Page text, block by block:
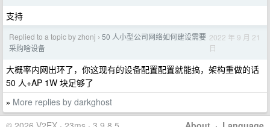
支持
Replied to a topic by zhonj › 50 人小型公司网络如何建设需要
采购啥设备
2022 年 9 月 21
日
大概率内网出环了，你这现有的设备配置配置就能搞，架构重做的话
50 人+AP 1W 块足够了
» More replies by darkghost